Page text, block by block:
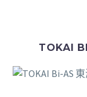
TOKAI